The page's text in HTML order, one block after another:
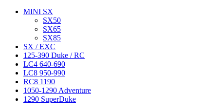
MINI SX
SX50
SX65
SX85
SX / EXC
125-390 Duke / RC
LC4 640-690
LC8 950-990
RC8 1190
1050-1290 Adventure
1290 SuperDuke